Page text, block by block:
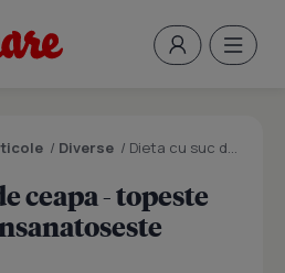
/ Diverse / Dieta cu suc de ceapa - topeste celulita si te insanatoseste
ceapa - topeste